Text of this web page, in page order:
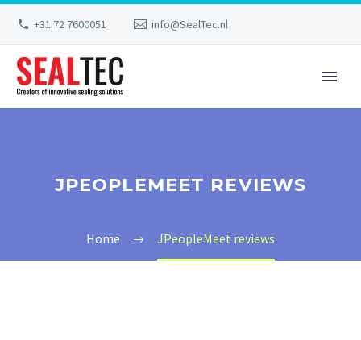
+31 72 7600051 info@SealTec.nl
JPEOPLEMEET REVIEWS
Home JPeopleMeet reviews